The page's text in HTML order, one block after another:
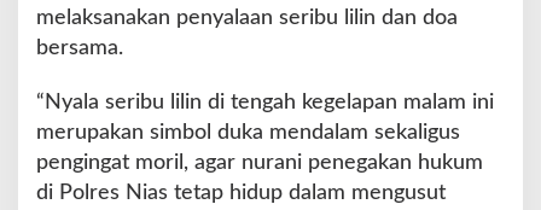
melaksanakan penyalaan seribu lilin dan doa
bersama.
“Nyala seribu lilin di tengah kegelapan malam ini
merupakan simbol duka mendalam sekaligus
pengingat moril, agar nurani penegakan hukum
di Polres Nias tetap hidup dalam mengusut